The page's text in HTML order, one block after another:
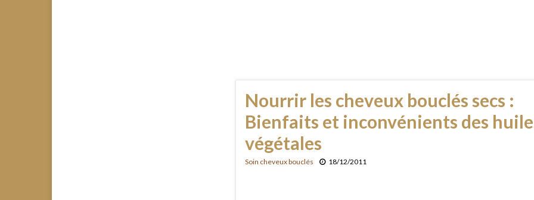
Nourrir les cheveux bouclés secs :
Bienfaits et inconvénients des
végétales
Soin cheveux bouclés 18/12/2011